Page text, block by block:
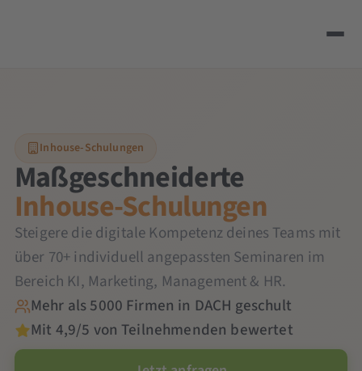
Inhouse-Schulungen
Maßgeschneiderte
Inhouse-Schulungen
Steigere die digitale Kompetenz deines Teams mit
über 70+ individuell angepassten Seminaren im
Bereich KI, Marketing, Management & HR.
Mehr als 5000 Firmen in DACH geschult
Mit 4,9/5 von Teilnehmenden bewertet